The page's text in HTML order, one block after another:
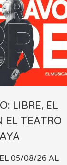
LIBRE, EL
EL TEATRO
05/08/26 AL